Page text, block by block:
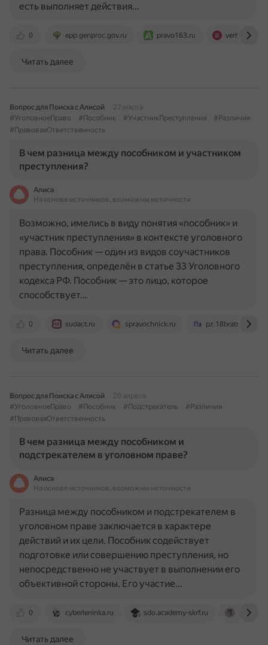
0 epp.genproc.gov.ru pravo163.ru verhovnaya-
есть выполняет действия…
Читать далее
Вопрос для Поиска с Алисой
27 марта
#УголовноеПраво
#Пособник #УчастникПреступления
#Различия
#ПравоваяОтветственность
В чем разница между пособником и участником
преступления?
Алиса
На основе источников, возможны неточности
0 sudact.ru spravochnick.ru pz.18bratsk.ru
Возможно, имелись в виду понятия «пособник» и
«участник преступления» в контексте уголовного
права. Пособник — один из видов соучастников
преступления, определён в статье 33 Уголовного
кодекса РФ. Пособник — это лицо, которое
способствует…
Читать далее
Вопрос для Поиска с Алисой
20 апреля
#УголовноеПраво
#Пособник #Подстрекатель
#Различия
#ПравоваяОтветственность
В чем разница между пособником и
подстрекателем в уголовном праве?
Алиса
На основе источников, возможны неточности
0 cyberleninka.ru sdo.academy-skrf.ru
Разница между пособником и подстрекателем в
уголовном праве заключается в характере
действий и их цели. Пособник содействует
подготовке или совершению преступления, но
непосредственно не участвует в выполнении его
объективной стороны. Его участие…
Читать далее